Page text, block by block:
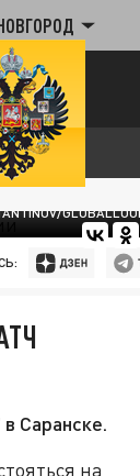
Саранске.
на